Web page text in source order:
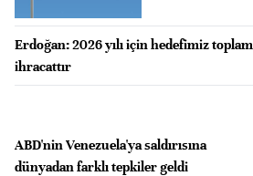
Erdoğan: 2026 yılı için hedefimiz
ihracattır
ABD'nin Venezuela'ya saldırısına
dünyadan farklı tepkiler geldi